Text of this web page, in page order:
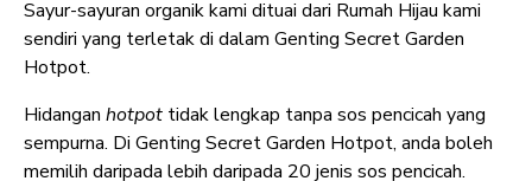
Sayur-sayuran organik kami dituai dari Rumah Hijau kami
sendiri yang terletak di dalam Genting Secret Garden
Hotpot.
Hidangan hotpot tidak lengkap tanpa sos pencicah yang
sempurna. Di Genting Secret Garden Hotpot, anda boleh
memilih daripada lebih daripada 20 jenis sos pencicah.